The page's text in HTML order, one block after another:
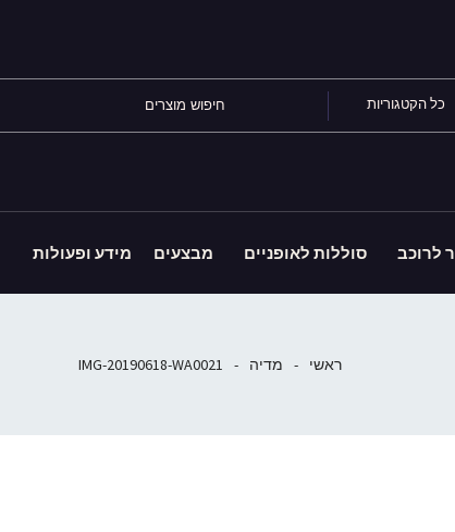
כל הקטגוריות
לרוכב סוללות לאופניים מבצעים מידע ופעולות
ראשי - מדיה -
IMG-20190618-WA0021